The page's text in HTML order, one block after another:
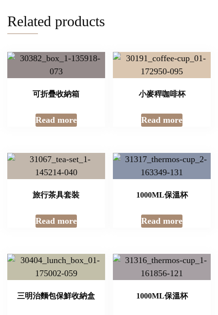
Related products
可折疊收納箱
Read more
小麥稈咖啡杯
Read more
旅行茶具套裝
Read more
1000ML保溫杯
Read more
三明治麵包保鮮收納盒 1000ML保溫杯